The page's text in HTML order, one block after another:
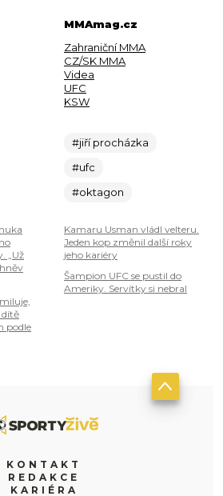
„Už
dítě
podle
MMAmag.cz
Zahraniční MMA
CZ/SK MMA
Videa
UFC
KSW
#jiří procházka
#ufc
#oktagon
Kamaru Usman vládl velteru.
Jeden kop změnil další roky
jeho kariéry
Šampion UFC se pustil do
Ameriky. Servítky si nebral
KONTAKT
REDAKCE
KARIÉRA